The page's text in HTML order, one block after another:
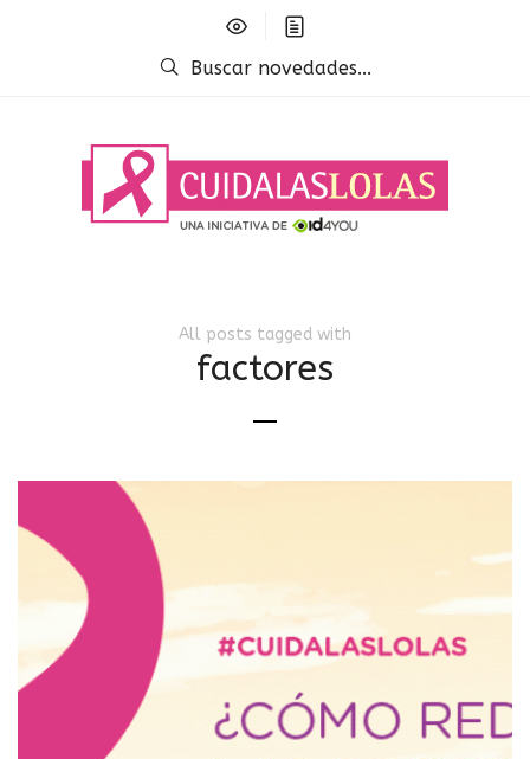
Buscar novedades...
All posts tagged with
factores